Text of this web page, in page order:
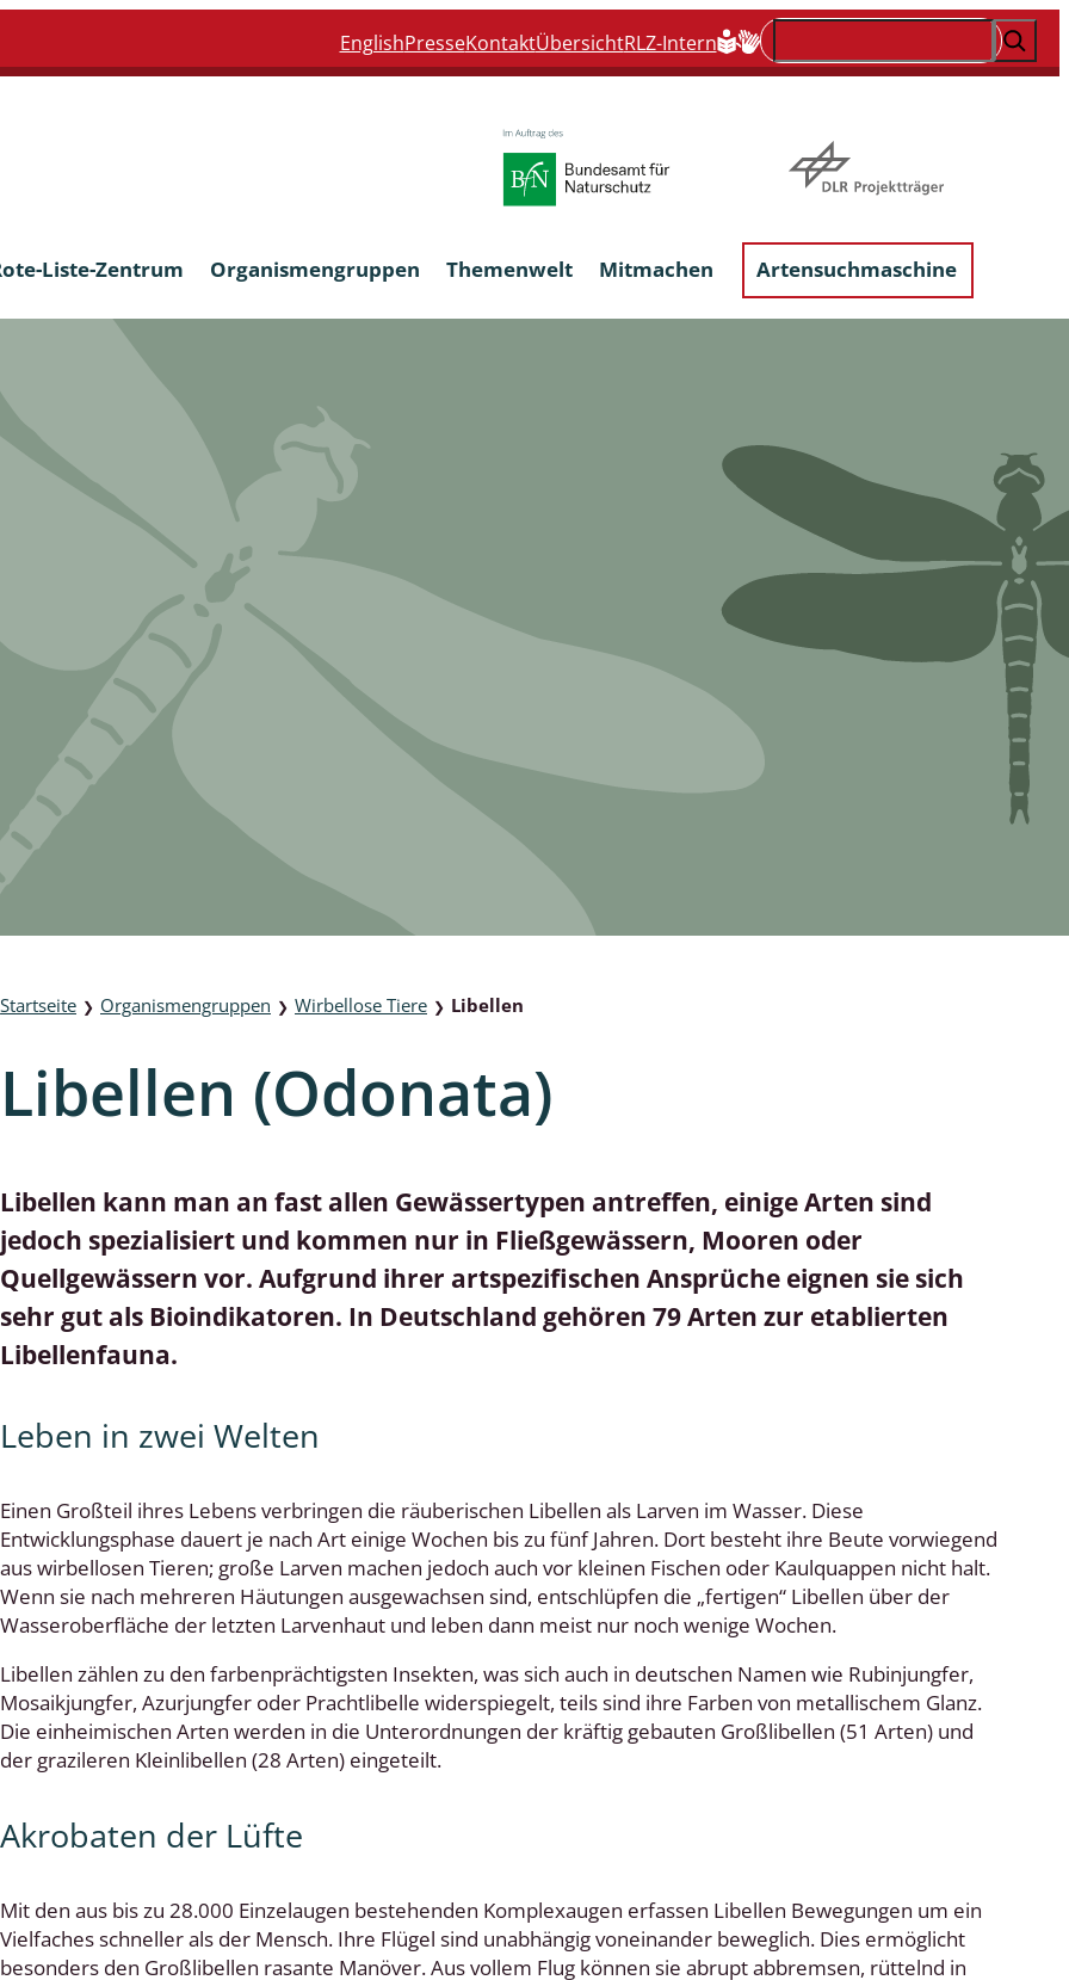
EnglishPresseKontaktÜbersichtRLZ-Intern Suchen
Liste-Zentrum Organismengruppen
und Resedakäfer
wirbellose Meerestiere
Kernkäfer und
Trägspinner, Graueulchen
Doppelfüßer
Stutzkäferartige,
Kolbenwasserkäfer,
Sandlaufkäfer
Farn- und Blütenpflanzen
Limnische Braunalgen und Rotalgen
Limnische Kieselalgen
Marine Makroalgen
Moose
Schlauchalgen
Großpilze
Phytoparasitische Kleinpilze
Schleimpilze
Themenwelt Mitmachen Artensuchmaschine
Startseite ❯ Organismengruppen ❯ Wirbellose Tiere ❯ Libellen
Libellen (Odonata)
Libellen kann man an fast allen Gewässertypen antreffen, einige Arten sind
jedoch spezialisiert und kommen nur in Fließgewässern, Mooren oder
Quellgewässern vor. Aufgrund ihrer artspezifischen Ansprüche eignen sie sich
sehr gut als Bioindikatoren. In Deutschland gehören 79 Arten zur etablierten
Libellenfauna.
Leben in zwei Welten
Einen Großteil ihres Lebens verbringen die räuberischen Libellen als Larven im Wasser. Diese
Entwicklungsphase dauert je nach Art einige Wochen bis zu fünf Jahren. Dort besteht ihre Beute vorwiegend
aus wirbellosen Tieren; große Larven machen jedoch auch vor kleinen Fischen oder Kaulquappen nicht halt.
Wenn sie nach mehreren Häutungen ausgewachsen sind, entschlüpfen die „fertigen“ Libellen über der
Wasseroberfläche der letzten Larvenhaut und leben dann meist nur noch wenige Wochen.
Libellen zählen zu den farbenprächtigsten Insekten, was sich auch in deutschen Namen wie Rubinjungfer,
Mosaikjungfer, Azurjungfer oder Prachtlibelle widerspiegelt, teils sind ihre Farben von metallischem Glanz.
Die einheimischen Arten werden in die Unterordnungen der kräftig gebauten Großlibellen (51 Arten) und
der grazileren Kleinlibellen (28 Arten) eingeteilt.
Akrobaten der Lüfte
Mit den aus bis zu 28.000 Einzelaugen bestehenden Komplexaugen erfassen Libellen Bewegungen um ein
Vielfaches schneller als der Mensch. Ihre Flügel sind unabhängig voneinander beweglich. Dies ermöglicht
besonders den Großlibellen rasante Manöver. Aus vollem Flug können sie abrupt abbremsen, rüttelnd in